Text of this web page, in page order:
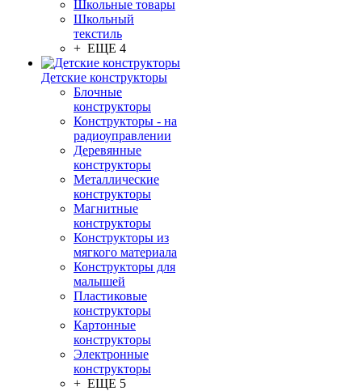
Школьные товары
Школьный
текстиль
+ ЕЩЕ 4
Детские конструкторы
Блочные
конструкторы
Конструкторы - на
радиоуправлении
Деревянные
конструкторы
Металлические
конструкторы
Магнитные
конструкторы
Конструкторы из
мягкого материала
Конструкторы для
малышей
Пластиковые
конструкторы
Картонные
конструкторы
Электронные
конструкторы
+ ЕЩЕ 5